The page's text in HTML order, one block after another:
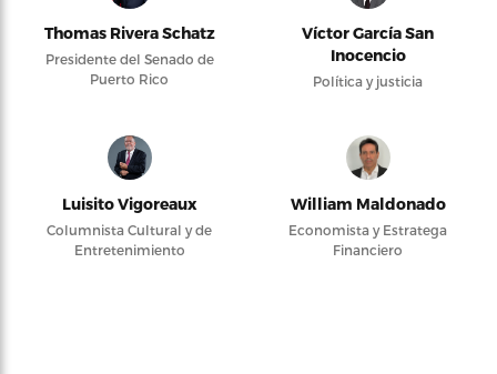
Thomas Rivera Schatz
Presidente del Senado de
Puerto Rico
Víctor García San
Inocencio
Política y justicia
Luisito Vigoreaux
Columnista Cultural y de
Entretenimiento
William Maldonado
Economista y Estratega
Financiero